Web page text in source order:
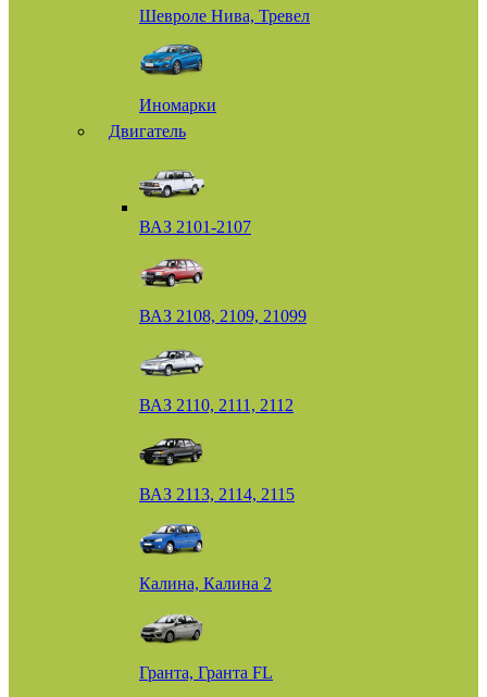
Шевроле Нива, Тревел
Иномарки
Двигатель
ВАЗ 2101-2107
ВАЗ 2108, 2109, 21099
ВАЗ 2110, 2111, 2112
ВАЗ 2113, 2114, 2115
Калина, Калина 2
Гранта, Гранта FL